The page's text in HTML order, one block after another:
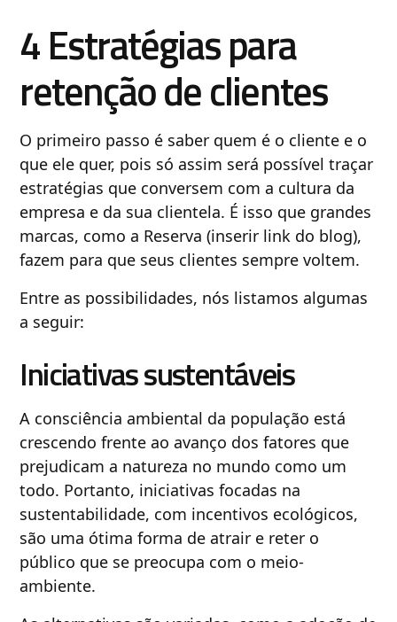
4 Estratégias para
retenção de clientes
O primeiro passo é saber quem é o cliente e o
que ele quer, pois só assim será possível traçar
estratégias que conversem com a cultura da
empresa e da sua clientela. É isso que grandes
marcas, como a Reserva (inserir link do blog),
fazem para que seus clientes sempre voltem.
Entre as possibilidades, nós listamos algumas
a seguir:
Iniciativas sustentáveis
A consciência ambiental da população está
crescendo frente ao avanço dos fatores que
prejudicam a natureza no mundo como um
todo. Portanto, iniciativas focadas na
sustentabilidade, com incentivos ecológicos,
são uma ótima forma de atrair e reter o
público que se preocupa com o meio-
ambiente.